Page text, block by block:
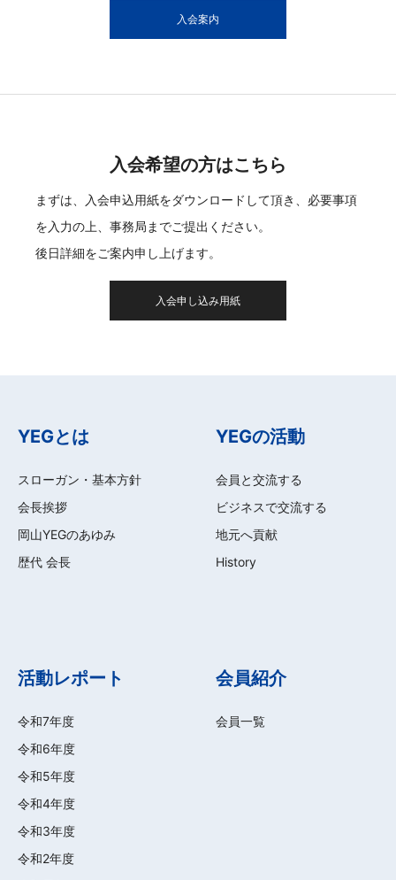
入会案内
入会希望の方はこちら
まずは、入会申込用紙をダウンロードして頂き、必要事項
を入力の上、事務局までご提出ください。
後日詳細をご案内申し上げます。
入会申し込み用紙
YEGとは
スローガン・基本方針
会長挨拶
岡山YEGのあゆみ
歴代 会長
YEGの活動
会員と交流する
ビジネスで交流する
地元へ貢献
History
活動レポート
令和7年度
令和6年度
令和5年度
令和4年度
令和3年度
令和2年度
会員紹介
会員一覧